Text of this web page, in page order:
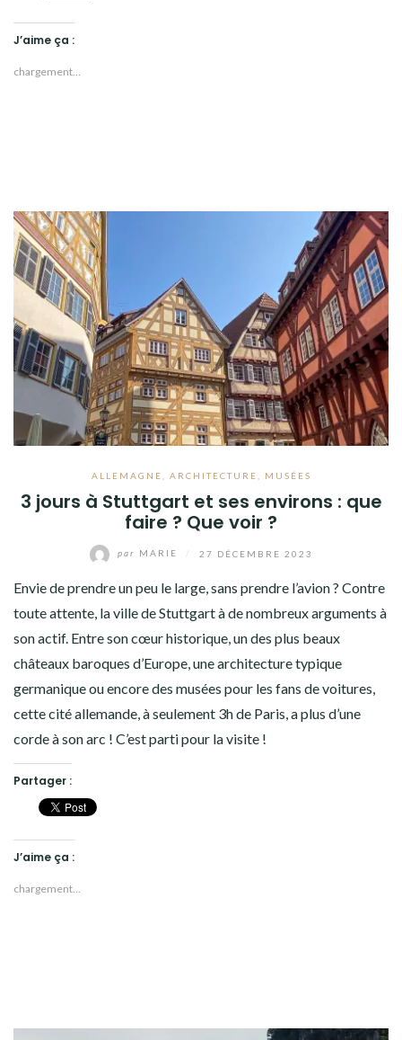
J’aime ça :
chargement…
ALLEMAGNE ARCHITECTURE MUSÉES
3 jours à Stuttgart et ses environs : que
faire ? Que voir ?
par MARIE 27 DÉCEMBRE 2023
Envie de prendre un peu le large, sans prendre l’avion ? Contre
toute attente, la ville de Stuttgart à de nombreux arguments à
son actif. Entre son cœur historique, un des plus beaux
châteaux baroques d’Europe, une architecture typique
germanique ou encore des musées pour les fans de voitures,
cette cité allemande, à seulement 3h de Paris, a plus d’une
corde à son arc ! C’est parti pour la visite !
Partager :
J’aime ça :
chargement…